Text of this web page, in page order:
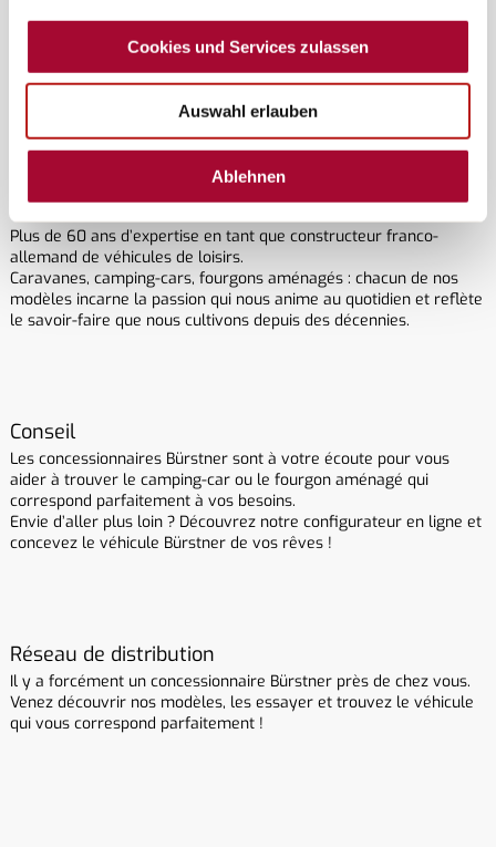
Cookies und Services zulassen
Auswahl erlauben
Ablehnen
avons su faire figure de pionnier dans de nombreux domaines.
Fidèles à notre esprit d’innovation, nous ne cessons de réinventer
Tradition
Plus de 60 ans d’expertise en tant que constructeur franco-
allemand de véhicules de loisirs.
Caravanes, camping-cars, fourgons aménagés : chacun de nos
modèles incarne la passion qui nous anime au quotidien et reflète
le savoir-faire que nous cultivons depuis des décennies.
Conseil
Les concessionnaires Bürstner sont à votre écoute pour vous
aider à trouver le camping-car ou le fourgon aménagé qui
correspond parfaitement à vos besoins.
Envie d’aller plus loin ? Découvrez notre configurateur en ligne et
concevez le véhicule Bürstner de vos rêves !
Réseau de distribution
Il y a forcément un concessionnaire Bürstner près de chez vous.
Venez découvrir nos modèles, les essayer et trouvez le véhicule
qui vous correspond parfaitement !